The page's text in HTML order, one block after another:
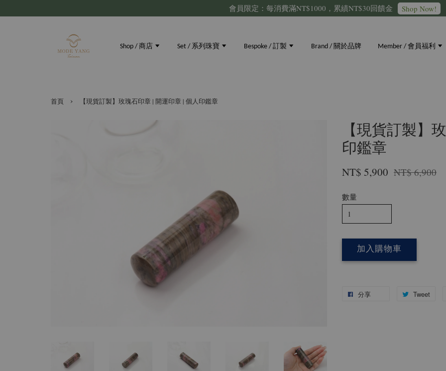
會員限定：每消費滿NT$1000，累績NT$30回饋金 Shop Now!
Shop / 商店 Set / 系列珠寶 Bespoke / 訂製 Brand / 關於品牌 Member / 會員福利
首頁 › 【現貨訂製】玫瑰石印章 | 開運印章 | 個人印鑑章
【現貨訂製】
印鑑章
NT$ 5,900 NT$ 6,900
數量
加入購物車
分享 Tweet